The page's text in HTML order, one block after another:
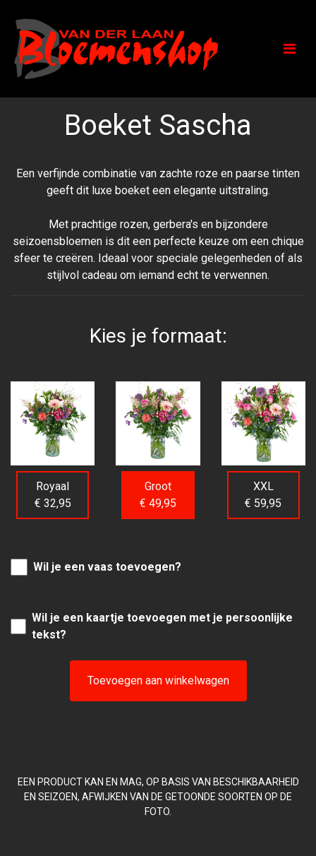
Boeket Sascha
Een verfijnde combinatie van zachte roze en paarse tinten
geeft dit luxe boeket een elegante uitstraling.
Met prachtige rozen, gerbera's en bijzondere
seizoensbloemen is dit een perfecte keuze om een chique
sfeer te creëren. Ideaal voor speciale gelegenheden of als
stijlvol cadeau om iemand echt te verwennen.
Kies je formaat:
Royaal
€ 32,95
Groot
€ 49,95
XXL
€ 59,95
Wil je een vaas toevoegen?
Wil je een kaartje toevoegen met je persoonlijke
tekst?
Toevoegen aan winkelwagen
EEN PRODUCT KAN EN MAG, OP BASIS VAN BESCHIKBAARHEID
EN SEIZOEN, AFWIJKEN VAN DE GETOONDE SOORTEN OP DE
FOTO.